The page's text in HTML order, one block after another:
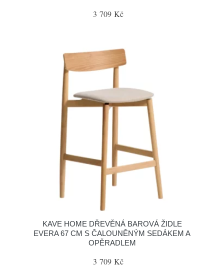
3 709 Kč
KAVE HOME DŘEVĚNÁ BAROVÁ ŽIDLE
EVERA 67 CM S ČALOUNĚNÝM SEDÁKEM A
OPĚRADLEM
3 709 Kč